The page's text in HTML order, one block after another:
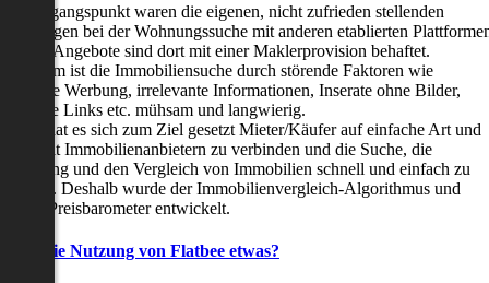
Ausgangspunkt waren die eigenen, nicht zufrieden stellenden
bei der Wohnungssuche mit anderen etablierten
alle Angebote sind dort mit einer Maklerprovision behaftet.
ist die Immobiliensuche durch störende Faktoren wie
Werbung, irrelevante Informationen, Inserate ohne Bilder,
Links etc. mühsam und langwierig.
hat es sich zum Ziel gesetzt Mieter/Käufer auf einfache Art und
mit Immobilienanbietern zu verbinden und die Suche, die
und den Vergleich von Immobilien schnell und einfach zu
Deshalb wurde der Immobilienvergleich-Algorithmus und
Preisbarometer entwickelt.
die Nutzung von Flatbee etwas?